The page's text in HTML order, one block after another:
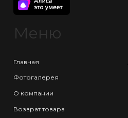
Меню
Главная
Фотогалерея
О компании
Возврат товара